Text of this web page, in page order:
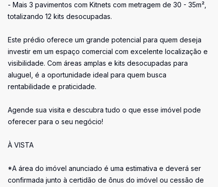
- Mais 3 pavimentos com Kitnets com metragem de 30 - 35m²,
totalizando 12 kits desocupadas.
Este prédio oferece um grande potencial para quem deseja
investir em um espaço comercial com excelente localização e
visibilidade. Com áreas amplas e kits desocupadas para
aluguel, é a oportunidade ideal para quem busca
rentabilidade e praticidade.
Agende sua visita e descubra tudo o que esse imóvel pode
oferecer para o seu negócio!
À VISTA
*A área do imóvel anunciado é uma estimativa e deverá ser
confirmada junto à certidão de ônus do imóvel ou cessão de